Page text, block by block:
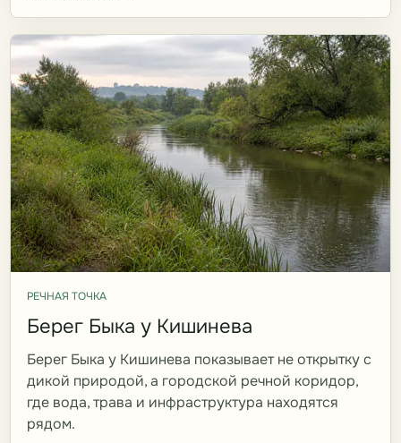
РЕЧНАЯ ТОЧКА
Берег Быка у Кишинева
Берег Быка у Кишинева показывает не открытку с
дикой природой, а городской речной коридор,
где вода, трава и инфраструктура находятся
рядом.